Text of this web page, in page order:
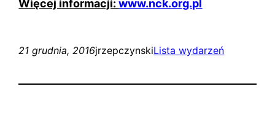
Więcej informacji:www.nck.org.pl
21 grudnia, 2016jrzepczynskiLista wydarzeń